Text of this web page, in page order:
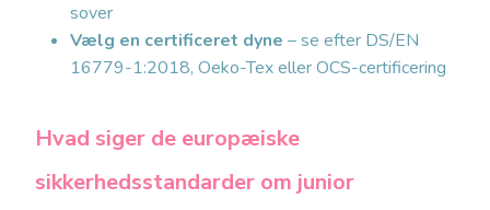
sover
Vælg en certificeret dyne – se efter DS/EN
16779-1:2018, Oeko-Tex eller OCS-certificering
Hvad siger de europæiske
sikkerhedsstandarder om junior